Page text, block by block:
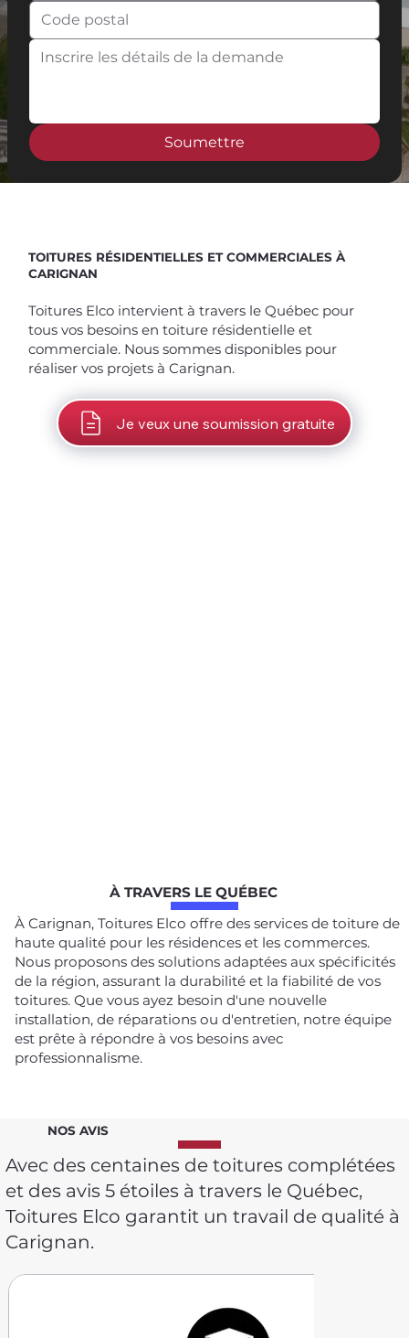
Soumettre
TOITURES RÉSIDENTIELLES ET COMMERCIALES À
CARIGNAN
Toitures Elco intervient à travers le Québec pour
tous vos besoins en toiture résidentielle et
commerciale. Nous sommes disponibles pour
réaliser vos projets à Carignan.
Je veux une soumission gratuite
À TRAVERS LE QUÉBEC
À Carignan, Toitures Elco offre des services de toiture de
haute qualité pour les résidences et les commerces.
Nous proposons des solutions adaptées aux spécificités
de la région, assurant la durabilité et la fiabilité de vos
toitures. Que vous ayez besoin d'une nouvelle
installation, de réparations ou d'entretien, notre équipe
est prête à répondre à vos besoins avec
professionnalisme.
NOS AVIS
Avec des centaines de toitures complétées
et des avis 5 étoiles à travers le Québec,
Toitures Elco garantit un travail de qualité à
Carignan.